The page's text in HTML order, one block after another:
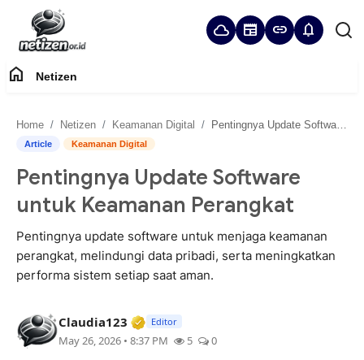
cloud newspaper link notifications
Panduan Komunitas
Netizen
home Netizen
Home Netizen Keamanan Digital Pentingnya Update Software untuk Keamanan Perangkat
Article Keamanan Digital
Pentingnya Update Software
untuk Keamanan Perangkat
Pentingnya update software untuk menjaga keamanan
perangkat, melindungi data pribadi, serta meningkatkan
performa sistem setiap saat aman.
Claudia123 Verified Media or Organization •
Editor
May 26, 2026 • 8:37 PM 5 0